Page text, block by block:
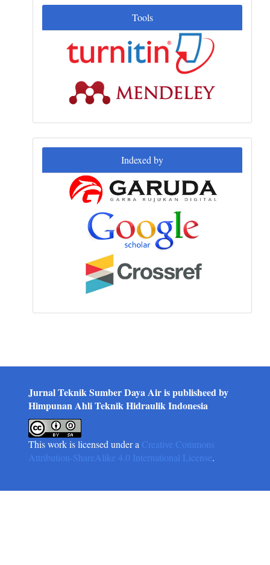
Tools Tools
Indexed
by
Indexed by
Jurnal Teknik Sumber Daya Air is publisheed by
Himpunan Ahli Teknik Hidraulik Indonesia
This work is licensed under a Creative Commons
Attribution-ShareAlike 4.0 International License.